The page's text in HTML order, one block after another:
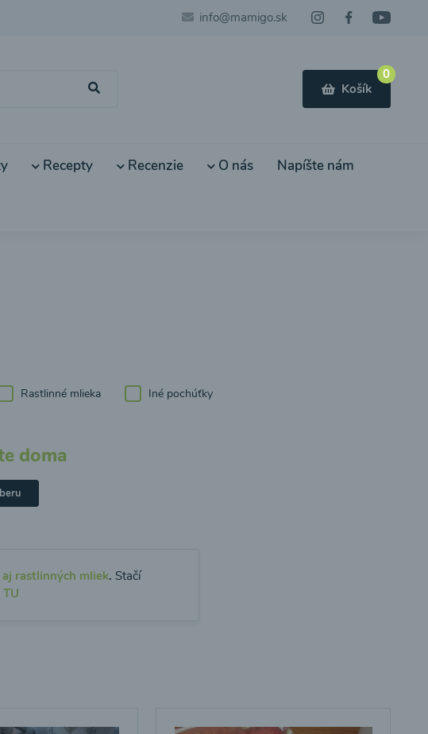
info@mamigo.sk
0
Košík
Recepty Recenzie O nás Napíšte nám
Rastlinné mlieka Iné pochúťky
doma
rastlinných mliek. Stačí
TU